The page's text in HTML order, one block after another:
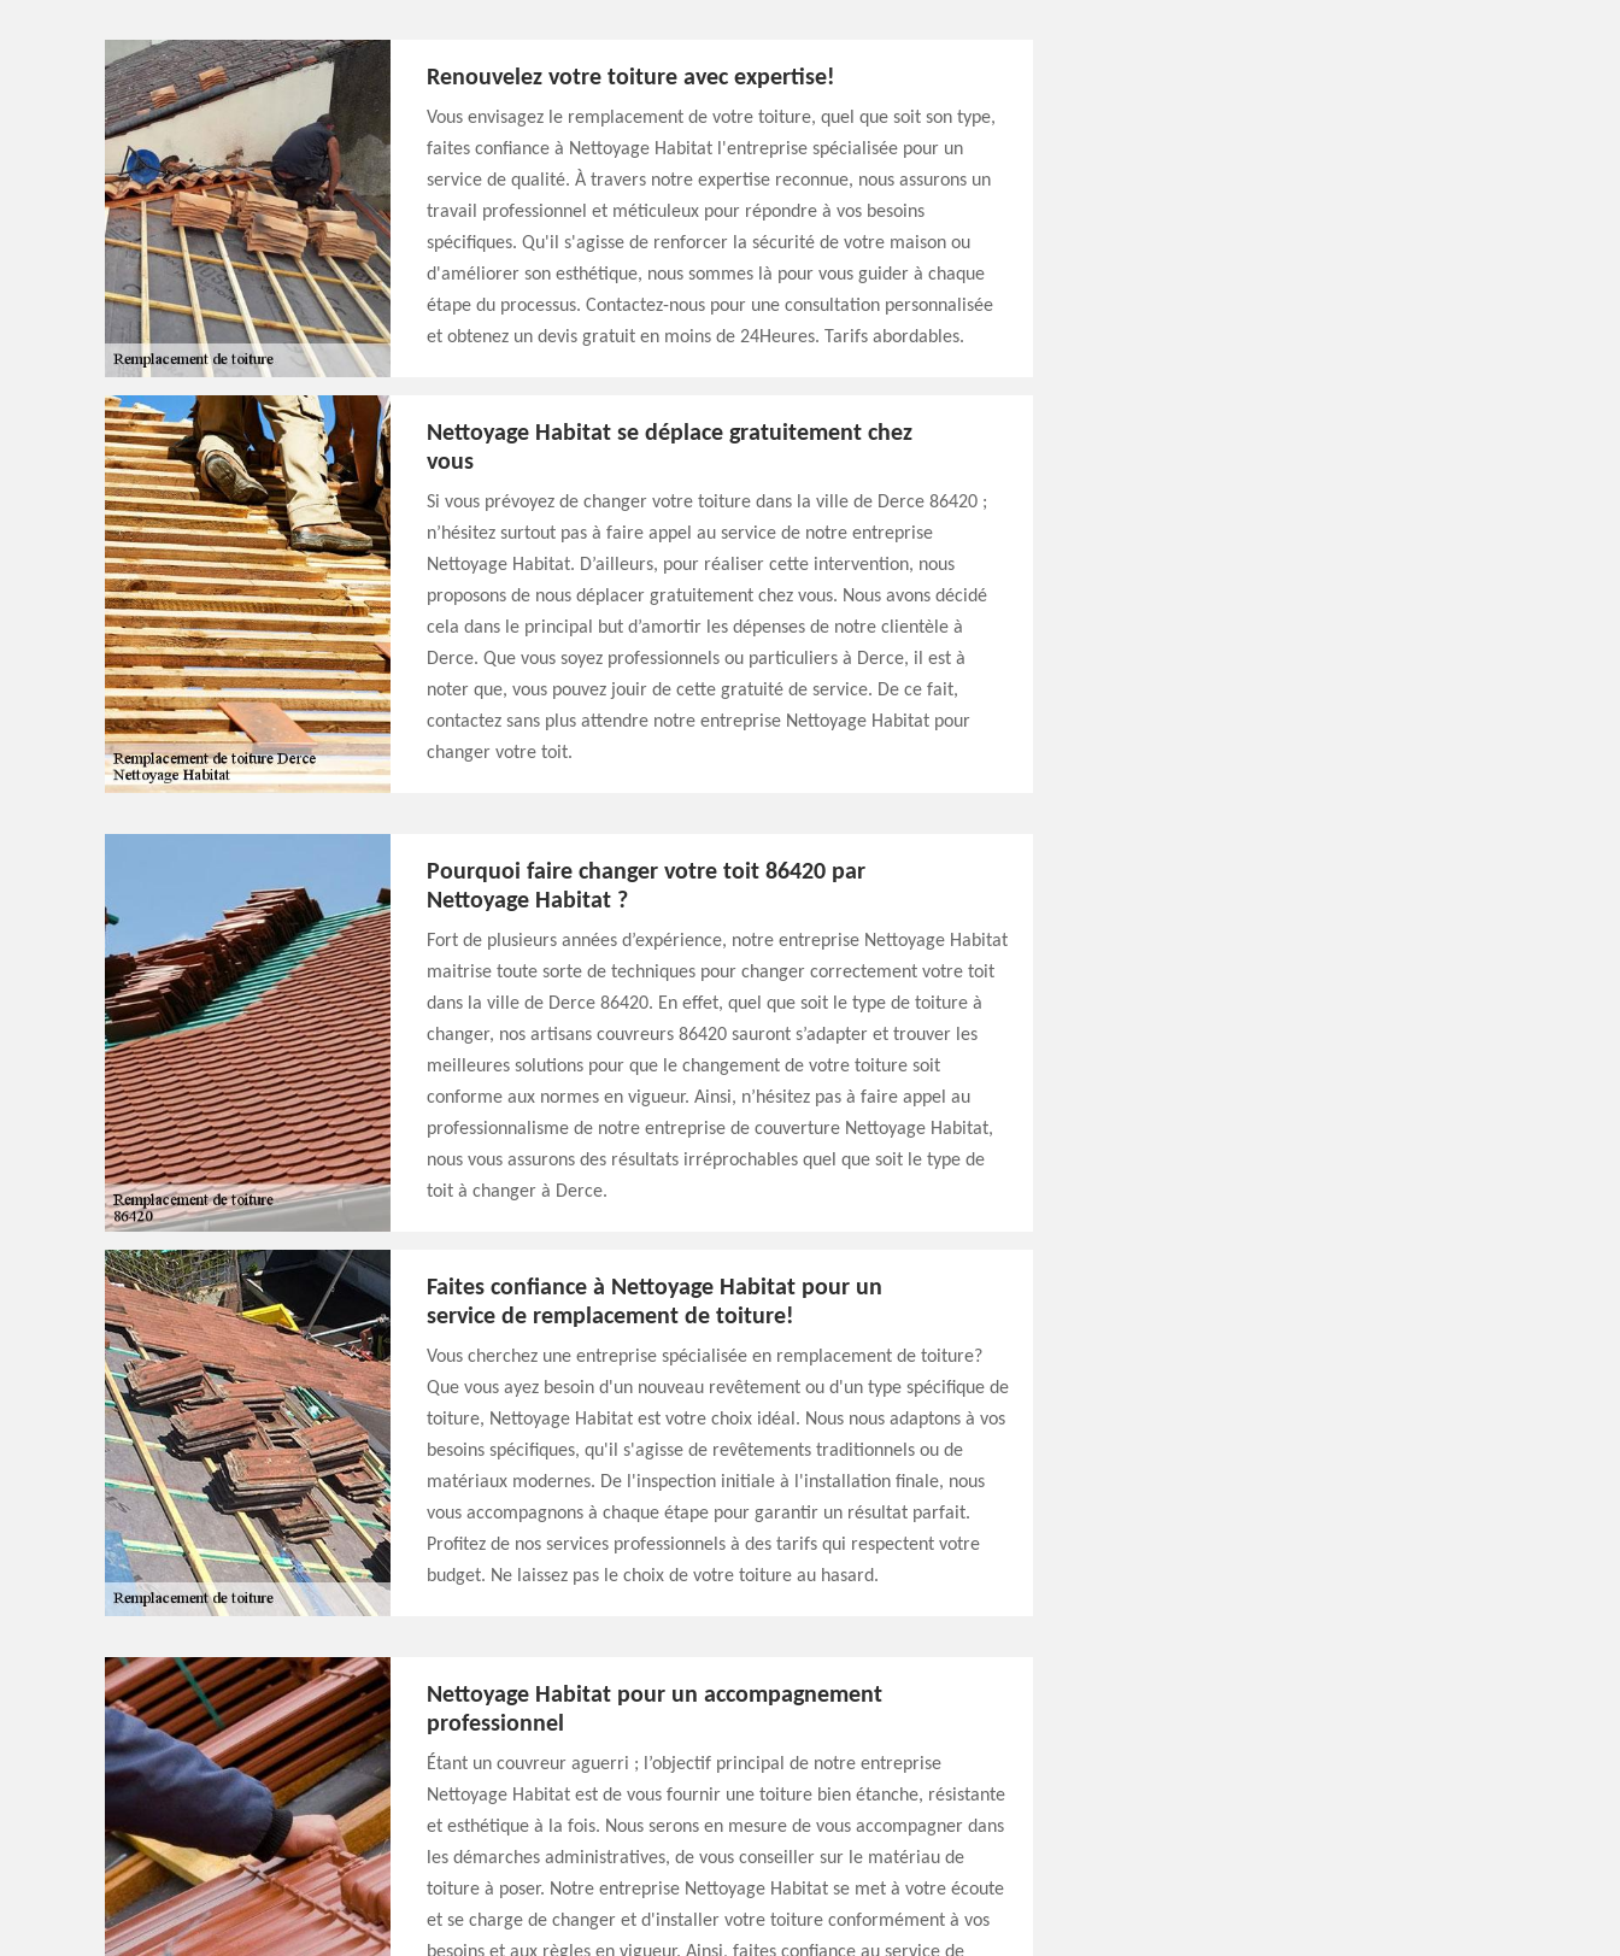
Renouvelez votre toiture avec expertise!
Vous envisagez le remplacement de votre toiture, quel que soit son type,
faites confiance à Nettoyage Habitat l'entreprise spécialisée pour un
service de qualité. À travers notre expertise reconnue, nous assurons un
travail professionnel et méticuleux pour répondre à vos besoins
spécifiques. Qu'il s'agisse de renforcer la sécurité de votre maison ou
d'améliorer son esthétique, nous sommes là pour vous guider à chaque
étape du processus. Contactez-nous pour une consultation personnalisée
et obtenez un devis gratuit en moins de 24Heures. Tarifs abordables.
Nettoyage Habitat se déplace gratuitement chez
vous
Si vous prévoyez de changer votre toiture dans la ville de Derce 86420 ;
n’hésitez surtout pas à faire appel au service de notre entreprise
Nettoyage Habitat. D’ailleurs, pour réaliser cette intervention, nous
proposons de nous déplacer gratuitement chez vous. Nous avons décidé
cela dans le principal but d’amortir les dépenses de notre clientèle à
Derce. Que vous soyez professionnels ou particuliers à Derce, il est à
noter que, vous pouvez jouir de cette gratuité de service. De ce fait,
contactez sans plus attendre notre entreprise Nettoyage Habitat pour
changer votre toit.
Pourquoi faire changer votre toit 86420 par
Nettoyage Habitat ?
Fort de plusieurs années d’expérience, notre entreprise Nettoyage Habitat
maitrise toute sorte de techniques pour changer correctement votre toit
dans la ville de Derce 86420. En effet, quel que soit le type de toiture à
changer, nos artisans couvreurs 86420 sauront s’adapter et trouver les
meilleures solutions pour que le changement de votre toiture soit
conforme aux normes en vigueur. Ainsi, n’hésitez pas à faire appel au
professionnalisme de notre entreprise de couverture Nettoyage Habitat,
nous vous assurons des résultats irréprochables quel que soit le type de
toit à changer à Derce.
Faites confiance à Nettoyage Habitat pour un
service de remplacement de toiture!
Vous cherchez une entreprise spécialisée en remplacement de toiture?
Que vous ayez besoin d'un nouveau revêtement ou d'un type spécifique de
toiture, Nettoyage Habitat est votre choix idéal. Nous nous adaptons à vos
besoins spécifiques, qu'il s'agisse de revêtements traditionnels ou de
matériaux modernes. De l'inspection initiale à l'installation finale, nous
vous accompagnons à chaque étape pour garantir un résultat parfait.
Profitez de nos services professionnels à des tarifs qui respectent votre
budget. Ne laissez pas le choix de votre toiture au hasard.
Nettoyage Habitat pour un accompagnement
professionnel
Étant un couvreur aguerri ; l’objectif principal de notre entreprise
Nettoyage Habitat est de vous fournir une toiture bien étanche, résistante
et esthétique à la fois. Nous serons en mesure de vous accompagner dans
les démarches administratives, de vous conseiller sur le matériau de
toiture à poser. Notre entreprise Nettoyage Habitat se met à votre écoute
et se charge de changer et d'installer votre toiture conformément à vos